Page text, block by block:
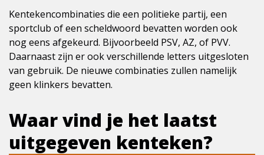
Kentekencombinaties die een politieke partij, een
sportclub of een scheldwoord bevatten worden ook
nog eens afgekeurd. Bijvoorbeeld PSV, AZ, of PVV.
Daarnaast zijn er ook verschillende letters uitgesloten
van gebruik. De nieuwe combinaties zullen namelijk
geen klinkers bevatten.
Waar vind je het laatst
uitgegeven kenteken?